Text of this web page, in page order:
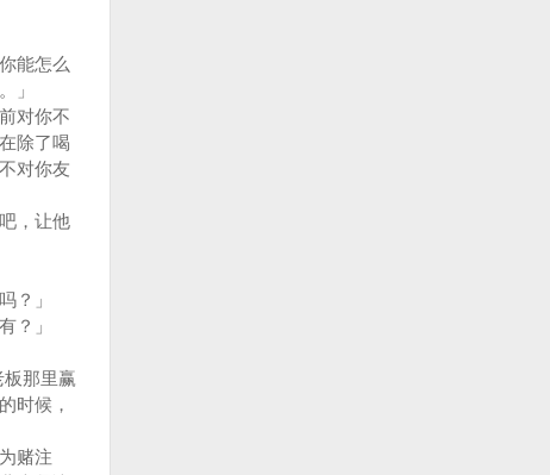
能怎么
」
对你不
除了喝
对你友
，让他
？」
？」
那里赢
时候，
赌注